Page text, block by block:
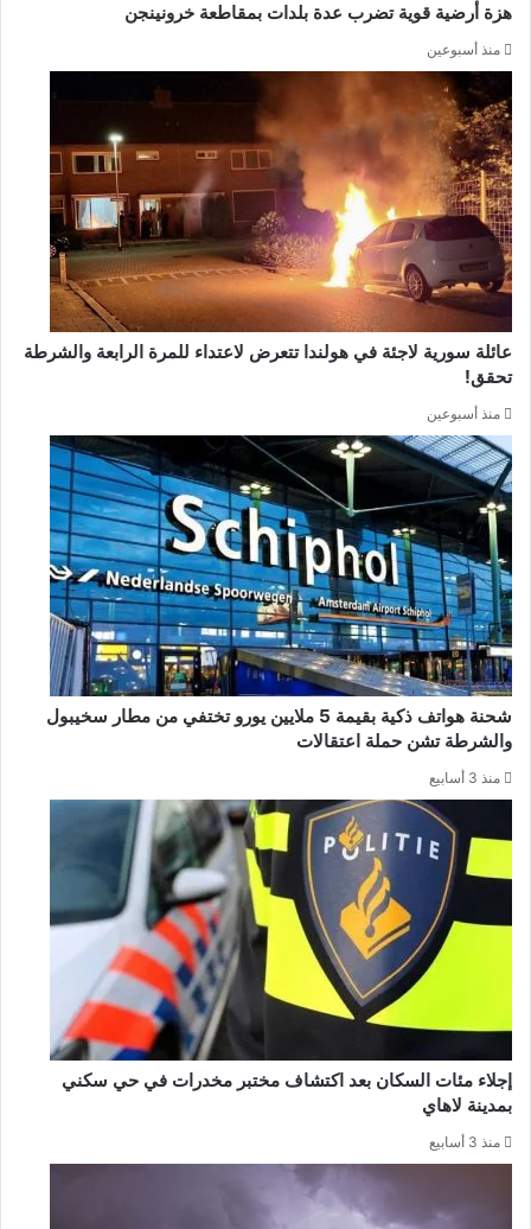
هزة أرضية قوية تضرب عدة بلدات بمقاطعة خرونينجن
منذ أسبوعين
عائلة سورية لاجئة في هولندا تتعرض لاعتداء للمرة الرابعة والشرطة
تحقق!
منذ أسبوعين
شحنة هواتف ذكية بقيمة 5 ملايين يورو تختفي من مطار سخيبول
والشرطة تشن حملة اعتقالات
منذ 3 أسابيع
إجلاء مئات السكان بعد اكتشاف مختبر مخدرات في حي سكني
بمدينة لاهاي
منذ 3 أسابيع